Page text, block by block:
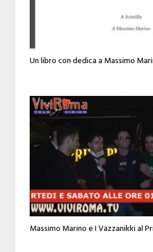
Un libro con dedica a Massimo
Massimo Marino e I Vazzanikki al